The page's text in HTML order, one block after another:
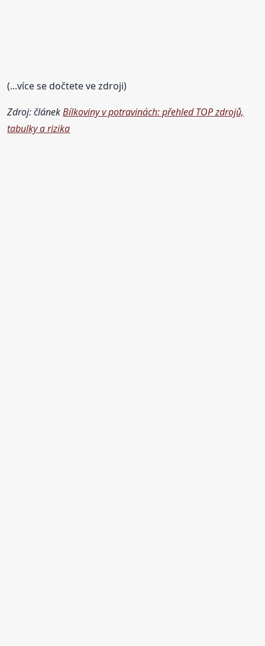
(...více se dočtete ve zdroji)
Zdroj: článekBílkoviny v potravinách: přehled TOP zdrojů,
tabulky a rizika